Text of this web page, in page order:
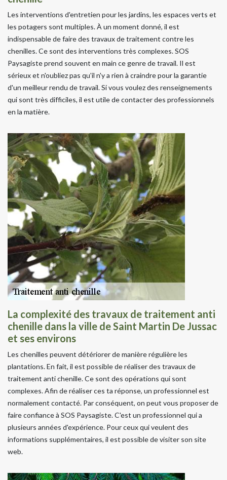
Les interventions d'entretien pour les jardins, les espaces verts et
les potagers sont multiples. À un moment donné, il est
indispensable de faire des travaux de traitement contre les
chenilles. Ce sont des interventions très complexes. SOS
Paysagiste prend souvent en main ce genre de travail. Il est
sérieux et n'oubliez pas qu'il n'y a rien à craindre pour la garantie
d'un meilleur rendu de travail. Si vous voulez des renseignements
qui sont très difficiles, il est utile de contacter des professionnels
en la matière.
La complexité des travaux de traitement anti
chenille dans la ville de Saint Martin De Jussac
et ses environs
Les chenilles peuvent détériorer de manière régulière les
plantations. En fait, il est possible de réaliser des travaux de
traitement anti chenille. Ce sont des opérations qui sont
complexes. Afin de réaliser ces ta réponse, un professionnel est
normalement contacté. Par conséquent, on peut vous proposer de
faire confiance à SOS Paysagiste. C'est un professionnel qui a
plusieurs années d'expérience. Pour ceux qui veulent des
informations supplémentaires, il est possible de visiter son site
web.